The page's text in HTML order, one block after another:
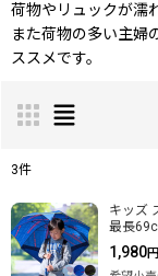
荷物やリュックが濡
また荷物の多い主婦
ススメです。
表示数:
3件
キッズ
最長
1,980円